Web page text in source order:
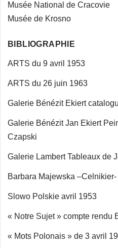
Musée National de Cracovie
Musée de Krosno
BIBLIOGRAPHIE
ARTS du 9 avril 1953
ARTS du 26 juin 1963
Galerie Bénézit Ekiert
Galerie Bénézit Jan Ekiert
Czapski
Galerie Lambert Tableaux de
Barbara Majewska
Slowo Polskie avril 1953
« Notre Sujet » compte rendu
« Mots Polonais » de 3 avril